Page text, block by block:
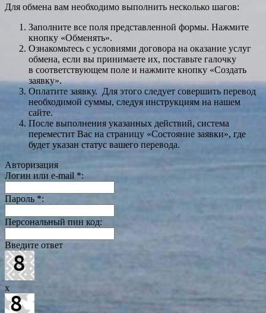
Для обмена вам необходимо выполнить несколько шагов:
Заполните все поля представленной формы. Нажмите
кнопку «Обменять».
Ознакомьтесь с условиями договора на оказание услуг
обмена, если вы принимаете их, поставьте галочку
в соответствующем поле и нажмите кнопку «Создать
заявку».
Оплатите заявку. Для этого следует совершить перевод
необходимой суммы, следуя инструкциям на нашем
сайте.
После выполнения указанных действий, система
переместит Вас на страницу «Состояние заявки», где
будет указан статус вашего перевода.
Авторизация
Логин или e-mail *:
Пароль *:
Персональный пин код:
Введите ответ
x